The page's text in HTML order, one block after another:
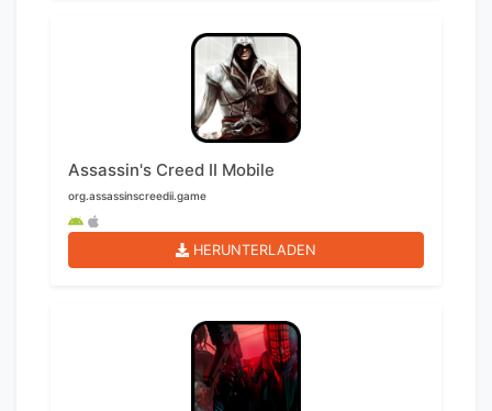
Assassin's Creed II Mobile
org.assassinscreedii.game
HERUNTERLADEN